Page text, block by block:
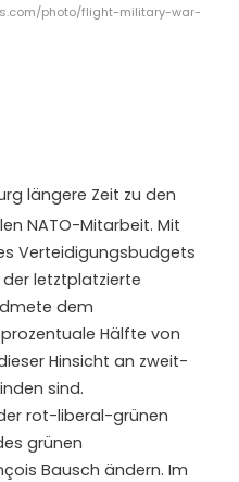
photo/flight-military-war-
längere Zeit zu den
NATO-Mitarbeit. Mit
Verteidigungsbudgets
letztplatzierte
dem
Hälfte von
Hinsicht an zweit-
sind.
rot-liberal-grünen
grünen
Bausch ändern. Im